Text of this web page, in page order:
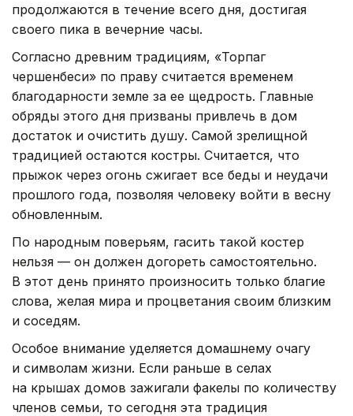
продолжаются в течение всего дня, достигая
своего пика в вечерние часы.
Согласно древним традициям, «Торпаг
чершенбеси» по праву считается временем
благодарности земле за ее щедрость. Главные
обряды этого дня призваны привлечь в дом
достаток и очистить душу. Самой зрелищной
традицией остаются костры. Считается, что
прыжок через огонь сжигает все беды и неудачи
прошлого года, позволяя человеку войти в весну
обновленным.
По народным поверьям, гасить такой костер
нельзя — он должен догореть самостоятельно.
В этот день принято произносить только благие
слова, желая мира и процветания своим близким
и соседям.
Особое внимание уделяется домашнему очагу
и символам жизни. Если раньше в селах
на крышах домов зажигали факелы по количеству
членов семьи, то сегодня эта традиция